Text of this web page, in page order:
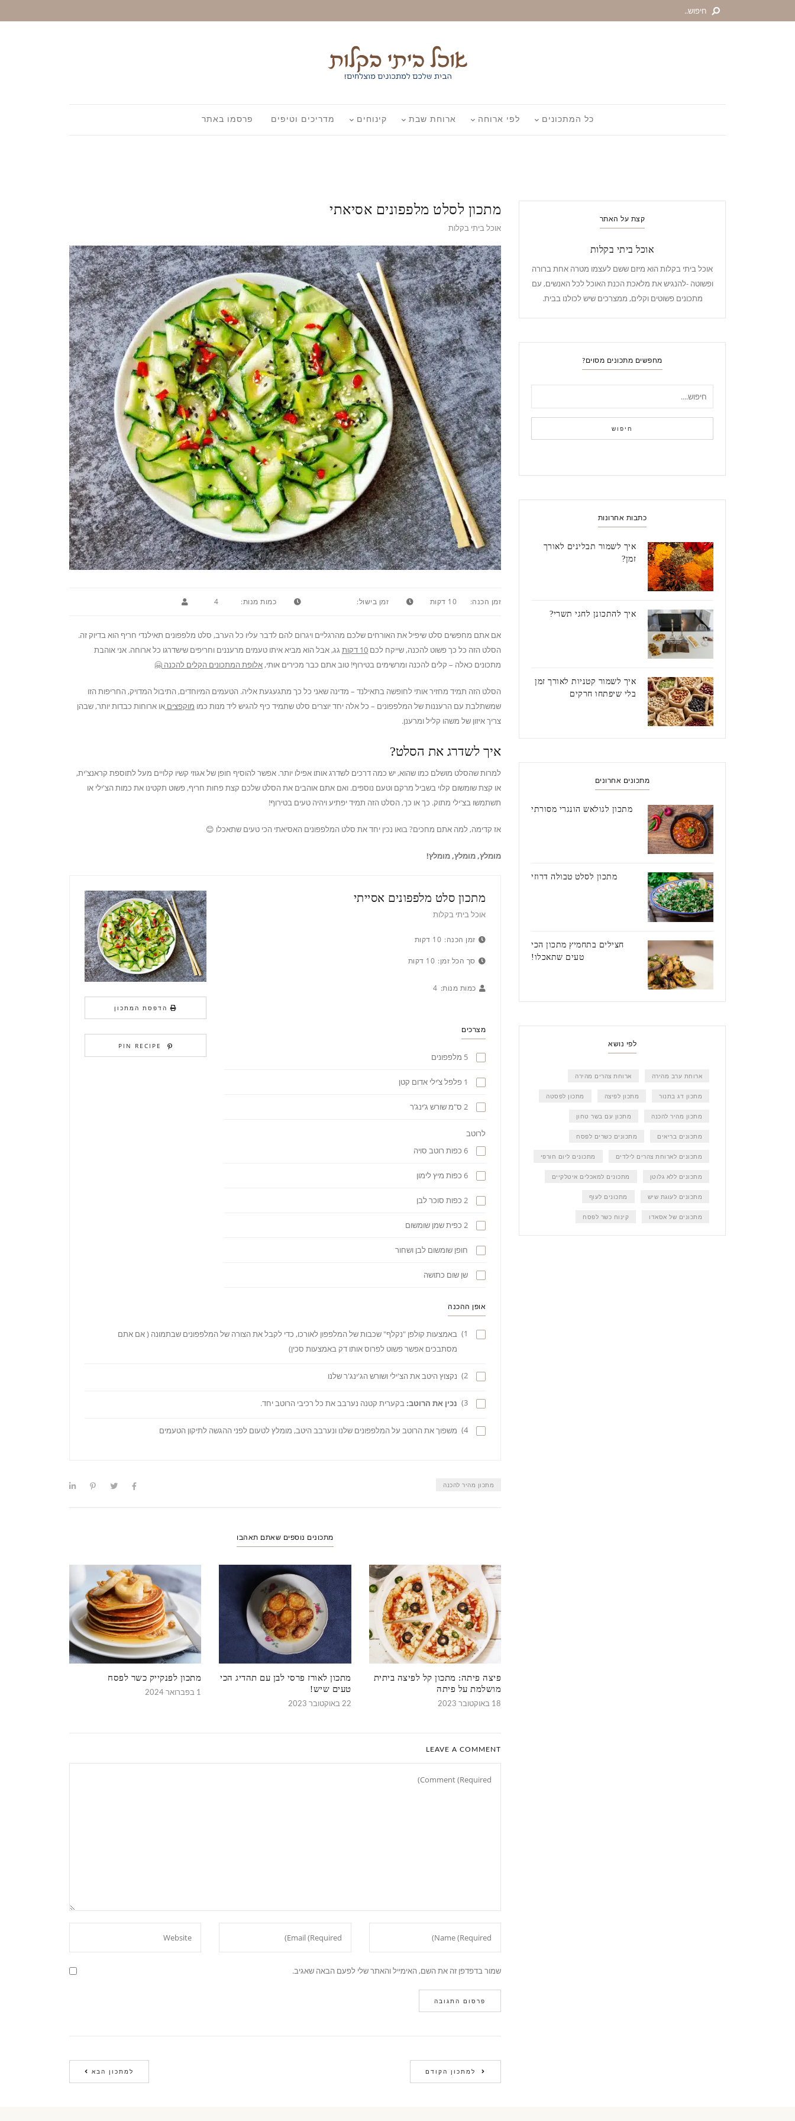
כל המתכונים לפי ארוחה ארוחת שבת קינוחים מדריכים וטיפים פרסמו באתר
מתכון לסלט מלפפונים אסיאתי
אוכל ביתי בקלות
זמן הכנה: 10 דקות זמן בישול: כמות מנות: 4
אם אתם מחפשים סלט שיפיל את האורחים שלכם מהרגליים ויגרום להם לדבר עליו כל הערב, סלט מלפפונים תאילנדי חריף הוא בדיוק זה.
הסלט הזה כל כך פשוט להכנה, שייקח לכם 10 דקות
גג, אבל הוא מביא איתו טעמים מרעננים וחריפים שישדרגו כל ארוחה. אני אוהבת
מתכונים כאלה – קלים להכנה ומרשימים בטירוף! טוב אתם כבר מכירים אותי, אלופת המתכונים הקלים להכנה 🤗
הסלט הזה תמיד מחזיר אותי לחופשה בתאילנד – מדינה שאני כל כך מתגעגעת אליה. הטעמים המיוחדים, התיבול המדויק, החריפות הזו
שמשתלבת עם הרעננות של המלפפונים – כל אלה יחד יוצרים סלט שתמיד כיף להגיש ליד מנות כמו מוקפצים או ארוחות כבדות יותר, שבהן
צריך איזון של משהו קליל ומרענן.
איך לשדרג את הסלט?
למרות שהסלט מושלם כמו שהוא, יש כמה דרכים לשדרג אותו אפילו יותר. אפשר להוסיף חופן של אגוזי קשיו קלויים מעל לתוספת קראנצ'ית,
או קצת שומשום קלוי בשביל מרקם וטעם נוספים. ואם אתם אוהבים את הסלט שלכם קצת פחות חריף, פשוט תקטינו את כמות הצ'ילי או
תשתמשו בצ'ילי מתוק. כך או כך, הסלט הזה תמיד יפתיע ויהיה טעים בטירוף!
אז קדימה, למה אתם מחכים? בואו נכין יחד את סלט המלפפונים האסיאתי הכי טעים שתאכלו 😊
מומלץ, מומלץ, מומלץ!
הדפסת המתכון
PIN RECIPE
מתכון סלט מלפפונים אסייתי
אוכל ביתי בקלות
זמן הכנה: 10 דקות
סך הכל זמן: 10 דקות
כמות מנות: 4
מצרכים
5 מלפפונים
1 פלפל צ’ילי אדום קטן
2 ס"מ שורש ג’ינג’ר
לרוטב
6 כפות רוטב סויה
6 כפות מיץ לימון
2 כפות סוכר לבן
2 כפית שמן שומשום
חופן שומשום לבן ושחור
שן שום כתושה
אופן ההכנה
1)
באמצעות קולפן "נקלף" שכבות של המלפפון לאורכו, כדי לקבל את הצורה של המלפפונים שבתמונה ( אם אתם
מסתבכים אפשר פשוט לפרוס אותו דק באמצעות סכין)
2) נקצוץ היטב את הצ'ילי ושורש הג'ינג'ר שלנו
3) נכין את הרוטב: בקערית קטנה נערבב את כל רכיבי הרוטב יחד.
4) משפוך את הרוטב על המלפפונים שלנו ונערבב היטב, מומלץ לטעום לפני ההגשה לתיקון הטעמים
מתכון מהיר להכנה
מתכונים נוספים שאתם תאהבו
פיצה פיתה: מתכון קל לפיצה ביתית
מושלמת על פיתה
18 באוקטובר 2023
מתכון לאורז פרסי לבן עם תהדיג הכי
טעים שיש!
22 באוקטובר 2023
מתכון לפנקייק כשר לפסח
1 בפברואר 2024
LEAVE A COMMENT
שמור בדפדפן זה את השם, האימייל והאתר שלי לפעם הבאה שאגיב.
למתכון הקודם למתכון הבא
קצת על האתר
אוכל ביתי בקלות
אוכל ביתי בקלות הוא מיזם ששם לעצמו מטרה אחת ברורה
ופשוטה -להנגיש את מלאכת הכנת האוכל לכל האנשים, עם
מתכונים פשוטים וקלים, ממצרכים שיש לכולנו בבית.
מחפשים מתכונים מסוים?
חיפוש
כתבות אחרונות
איך לשמור תבלינים לאורך
זמן?
איך להתכונן לחגי תשרי?
איך לשמור קטניות לאורך זמן
בלי שיפתחו חרקים
מתכונים אחרונים
מתכון לגולאש הונגרי מסורתי
מתכון לסלט טבולה דרוזי
חצילים בתחמיץ מתכון הכי
טעים שתאכלו!
לפי נושא
ארוחת ערב מהירה ארוחת צהרים מהירה
מתכון דג בתנור מתכון לפיצה מתכון לפסטה
מתכון מהיר להכנה מתכון עם בשר טחון
מתכונים בריאים מתכונים כשרים לפסח
מתכונים לארוחת צהרים לילדים מתכונים ליום חורפי
מתכונים ללא גלוטן מתכונים למאכלים איטלקיים
מתכונים לעוגת שיש מתכונים לעוף
מתכונים של אסאדו קינוח כשר לפסח